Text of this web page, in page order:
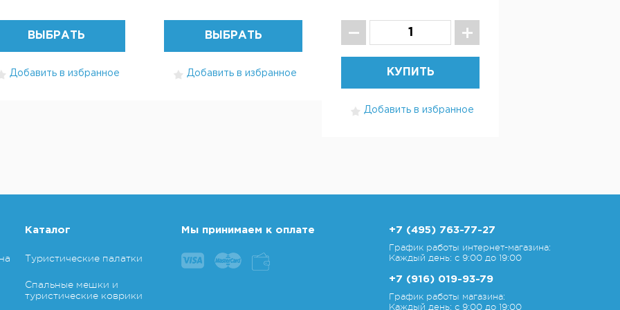
ВЫБРАТЬ
Добавить в избранное
ВЫБРАТЬ
Добавить в избранное КУПИТЬ
Добавить в избранное
Каталог
Туристические палатки
Спальные мешки и
туристические коврики
Мы принимаем к оплате +7 (495) 763-77-27
График работы интернет-магазина:
Каждый день: с 9:00 до 19:00
+7 (916) 019-93-79
График работы магазина:
Каждый день: с 9:00 до 19:00